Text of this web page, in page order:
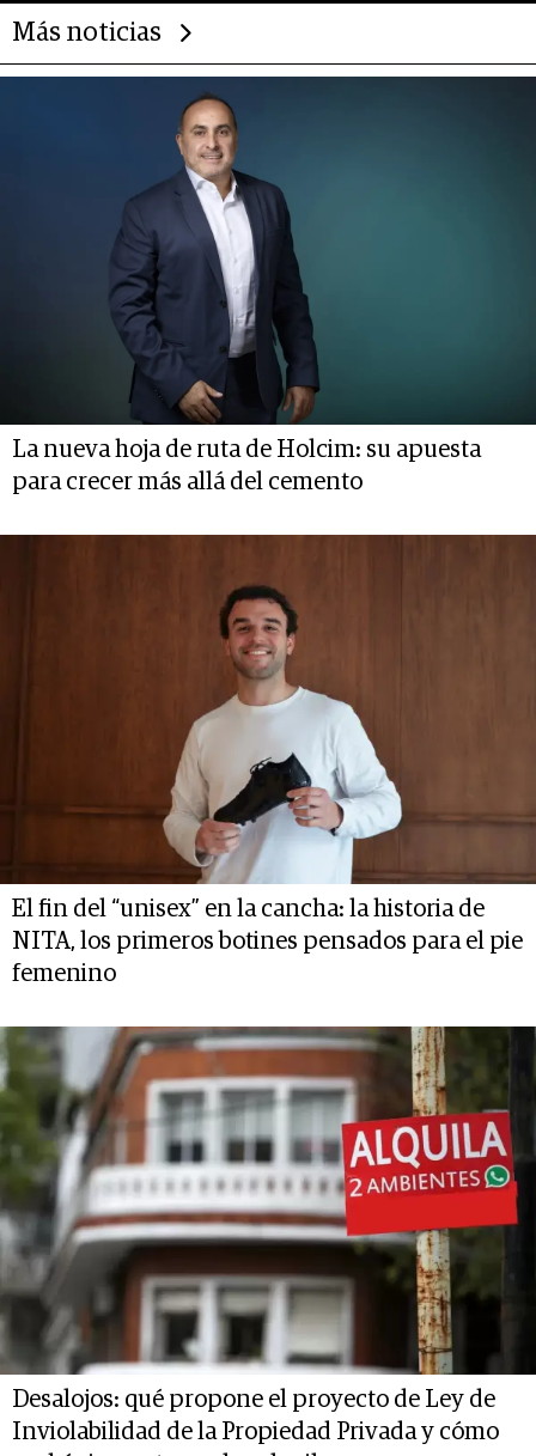
Más noticias
La nueva hoja de ruta de Holcim: su apuesta
para crecer más allá del cemento
El fin del “unisex” en la cancha: la historia de
NITA, los primeros botines pensados para el pie
femenino
Desalojos: qué propone el proyecto de Ley de
Inviolabilidad de la Propiedad Privada y cómo